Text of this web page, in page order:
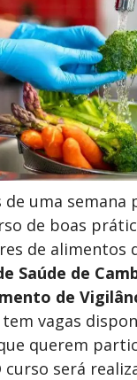
de uma semana
de boas
de alimentos
Saúde de
de
tem vagas
querem
curso será